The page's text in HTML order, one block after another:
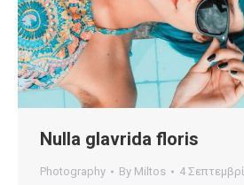
Nulla glavrida floris
Photography By Miltos 4